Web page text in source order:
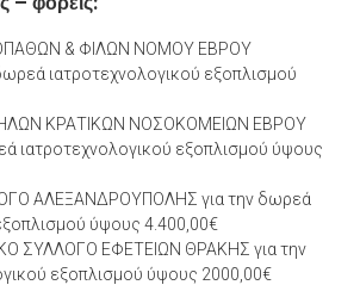
& ΦΙΛΩΝ ΝΟΜΟΥ ΕΒΡΟΥ
ιατροτεχνολογικού εξοπλισμού
ΚΡΑΤΙΚΩΝ ΝΟΣΟΚΟΜΕΙΩΝ ΕΒΡΟΥ
ιατροτεχνολογικού εξοπλισμού ύψους
ΑΛΕΞΑΝΔΡΟΥΠΟΛΗΣ για την δωρεά
ύψους 4.400,00€
ΣΥΛΛΟΓΟ ΕΦΕΤΕΙΩΝ ΘΡΑΚΗΣ για την
εξοπλισμού ύψους 2000,00€